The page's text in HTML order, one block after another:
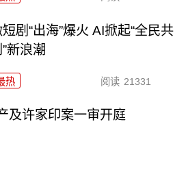
剧“出海”爆火 AI掀起“全民共
新浪潮
热 阅读 21331
及许家印案一审开庭